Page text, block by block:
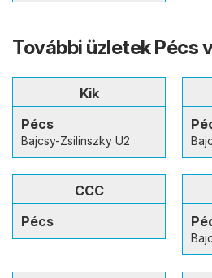
További üzletek Pécs
Kik
Pécs
Bajcsy-Zsilinszky U2
CCC
Pécs